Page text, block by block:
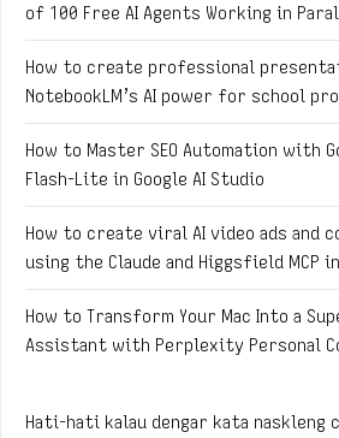
of 100 Free AI Agents Working in
How to create professional
NotebookLM’s AI power for school
How to Master SEO Automation with
Flash-Lite in Google AI Studio
How to create viral AI video ads and
using the Claude and Higgsfield MCP
How to Transform Your Mac Into a
Assistant with Perplexity Personal
Hati-hati kalau dengar kata naskleng